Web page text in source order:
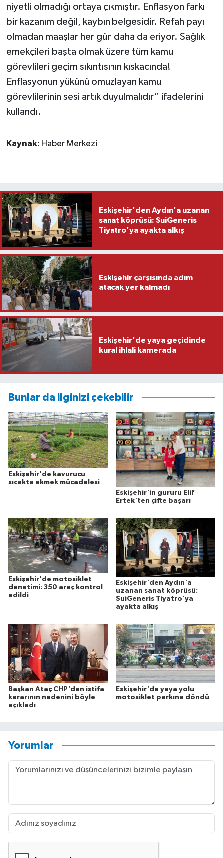
niyetli olmadığı ortaya çıkmıştır. Enflasyon farkı
bir kazanım değil, kaybın belgesidir. Refah payı
olmadan maaşlar her gün daha da eriyor. Sağlık
emekçileri başta olmak üzere tüm kamu
görevlileri geçim sıkıntısının kıskacında!
Enflasyonun yükünü omuzlayan kamu
görevlilerinin sesi artık duyulmalıdır” ifadelerini
kullandı.
Kaynak: Haber Merkezi
Eskişehir'den Aydın'a uzanan
sanat köprüsü: SuiGeneris
Tiyatro'ya ayakta alkış
Eskişehir çarşısında adım
atacak yer kalmadı
Eskişehir'de yaya geçidinde
kural ihlali kamerada
Bunlar da ilginizi çekebilir
Eskişehir'de kavurucu
sıcakta ekmek mücadelesi
Eskişehir'in gururu Elif
Ertek'ten çifte başarı
Eskişehir'de motosiklet
denetimi: 350 araç kontrol
edildi
Eskişehir'den Aydın'a
uzanan sanat köprüsü:
SuiGeneris Tiyatro'ya
ayakta alkış
Başkan Ataç CHP'den istifa
kararının nedenini böyle
açıkladı
Eskişehir'de yaya yolu
motosiklet parkına döndü
Yorumlar